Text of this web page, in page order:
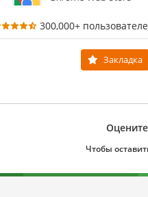
300,000+
Закладка
Чтобы